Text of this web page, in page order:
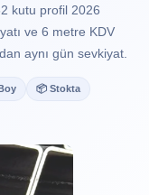
kutu profil 2026
ve 6 metre KDV
aynı gün sevkiyat.
📦 Stokta